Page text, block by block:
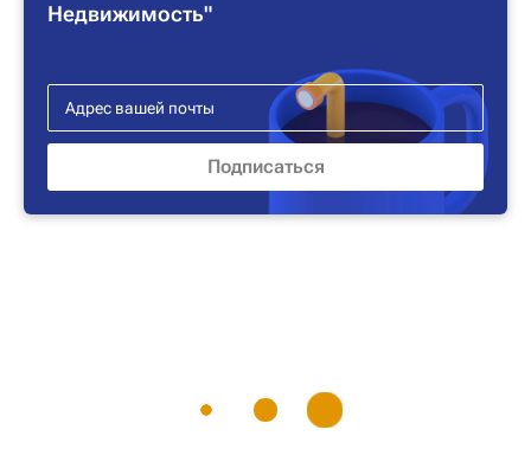
Недвижимость"